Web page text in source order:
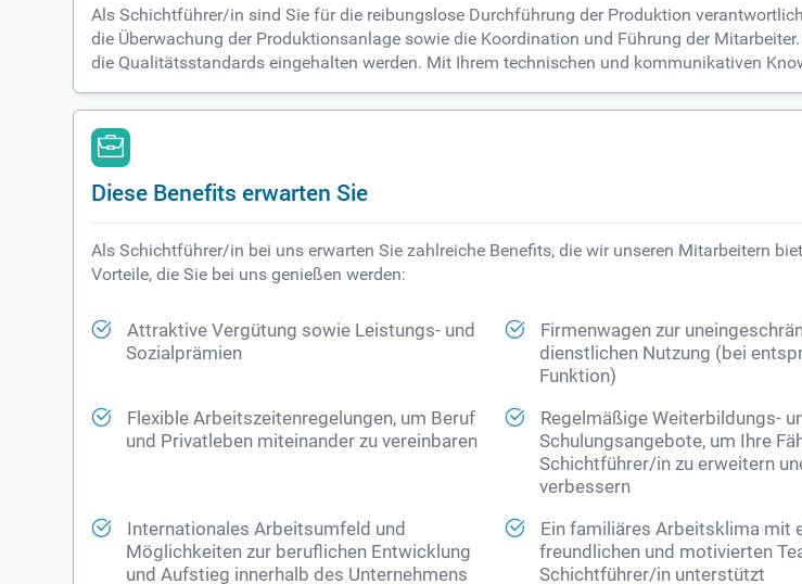
Als Schichtführer/in sind Sie für die reibungslose Durchführung der Produktion
die Überwachung der Produktionsanlage sowie die Koordination und Führung der
die Qualitätsstandards eingehalten werden. Mit Ihrem technischen und kommunikativen
Diese Benefits erwarten Sie
Als Schichtführer/in bei uns erwarten Sie zahlreiche Benefits, die wir unseren Mitarbeitern
Vorteile, die Sie bei uns genießen werden:
Attraktive Vergütung sowie Leistungs- und
Sozialprämien
Firmenwagen zur
dienstlichen Nutzung (bei
Funktion)
Flexible Arbeitszeitenregelungen, um Beruf
und Privatleben miteinander zu vereinbaren
Regelmäßige Weiterbildungs-
Schulungsangebote, um Ihre
Schichtführer/in zu erweitern
verbessern
Internationales Arbeitsumfeld und
Möglichkeiten zur beruflichen Entwicklung
und Aufstieg innerhalb des Unternehmens
Ein familiäres Arbeitsklima mit
freundlichen und motivierten
Schichtführer/in unterstützt